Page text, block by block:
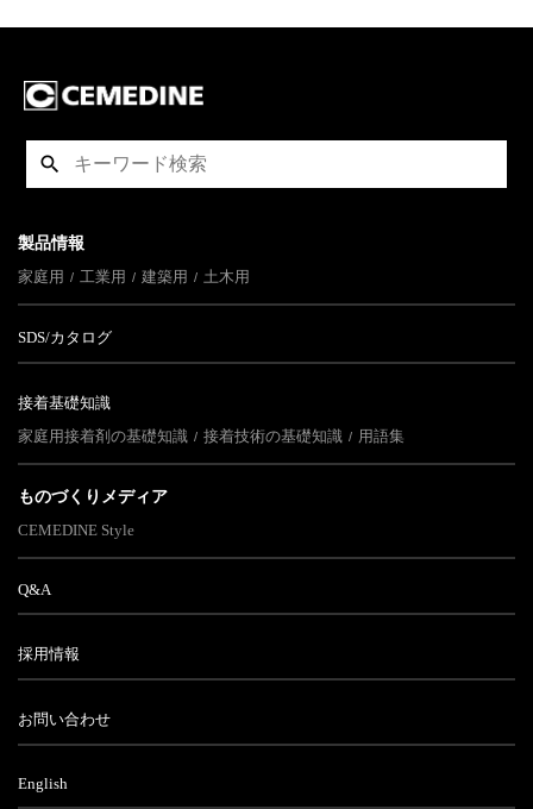
製品情報
家庭用
工業用 建築用 土木用
SDS/カタログ
接着基礎知識
家庭用接着剤の基礎知識
接着技術の基礎知識 用語集
ものづくりメディア
CEMEDINE Style
Q&A
採用情報
お問い合わせ
English